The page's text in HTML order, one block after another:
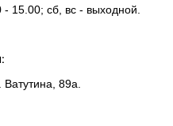
- 15.00; сб, вс - выходной.
Ватутина, 89а.